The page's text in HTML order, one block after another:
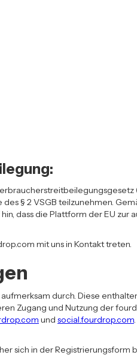
§ 2 VSGB teilzunehmen.
dass die Plattform der EU
mit uns in Kontakt treten.
durch. Diese
Zugang und Nutzung der
und social.fourdrop.com
sich in der